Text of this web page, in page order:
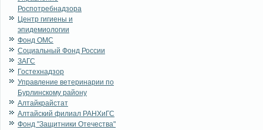
Роспотребнадзора
Центр гигиены и
эпидемиологии
Фонд ОМС
Социальный Фонд России
ЗАГС
Гостехнадзор
Управление ветеринарии по
Бурлинскому району
Алтайкрайстат
Алтайский филиал РАНХиГС
Фонд "Защитники Отечества"